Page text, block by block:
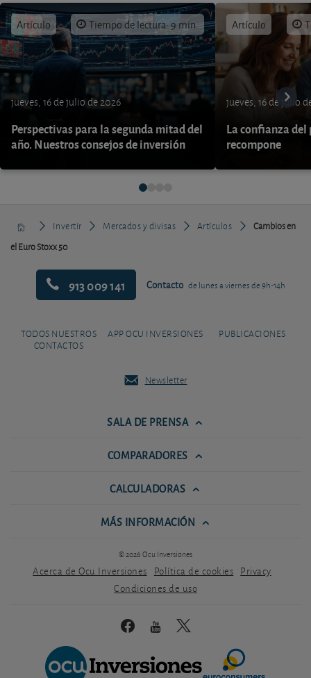
Artículo Tiempo de lectura: 9 min.
jueves, 16 de julio de 2026
Perspectivas para la segunda mitad del
año. Nuestros consejos de inversión
Artículo
jueves, 16 de julio
La confianza del
recompone
Invertir Mercados y divisas Artículos
Cambios en
el Euro Stoxx 50
913 009 141 Contacto de lunes a viernes de 9h-14h
TODOS NUESTROS
CONTACTOS
APP OCU INVERSIONES PUBLICACIONES
Newsletter
SALA DE PRENSA
COMPARADORES
CALCULADORAS
MÁS INFORMACIÓN
© 2026 Ocu Inversiones
Acerca de Ocu Inversiones Política de cookies Privacy
Condiciones de uso